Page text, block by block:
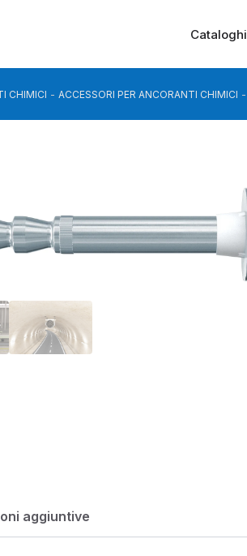
Cataloghi
CHIMICI ACCESSORI PER ANCORANTI CHIMICI
aggiuntive